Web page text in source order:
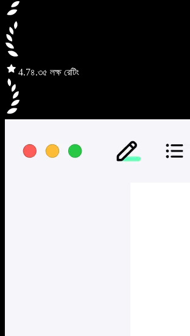
4.7৪.৩৫ লক্ষ রেটিং